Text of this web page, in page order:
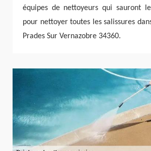
équipes de nettoyeurs qui sauront
pour nettoyer toutes les salissures
Prades Sur Vernazobre 34360.